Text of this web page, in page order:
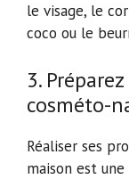
le visage, le
coco ou le
3.
cosméto-
Réaliser ses
maison est